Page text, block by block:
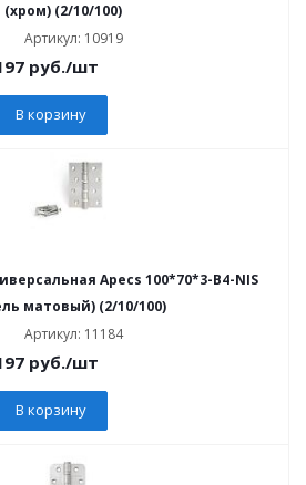
(хром) (2/10/100)
Артикул: 10919
руб./шт
В корзину
Apecs 100*70*3-В4-NIS
матовый) (2/10/100)
Артикул: 11184
руб./шт
В корзину